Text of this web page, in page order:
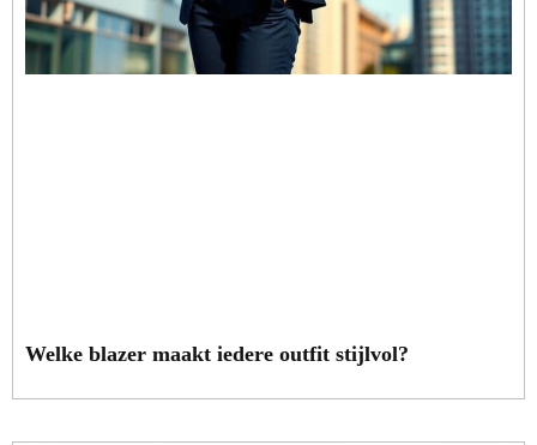
Welke blazer maakt iedere outfit stijlvol?